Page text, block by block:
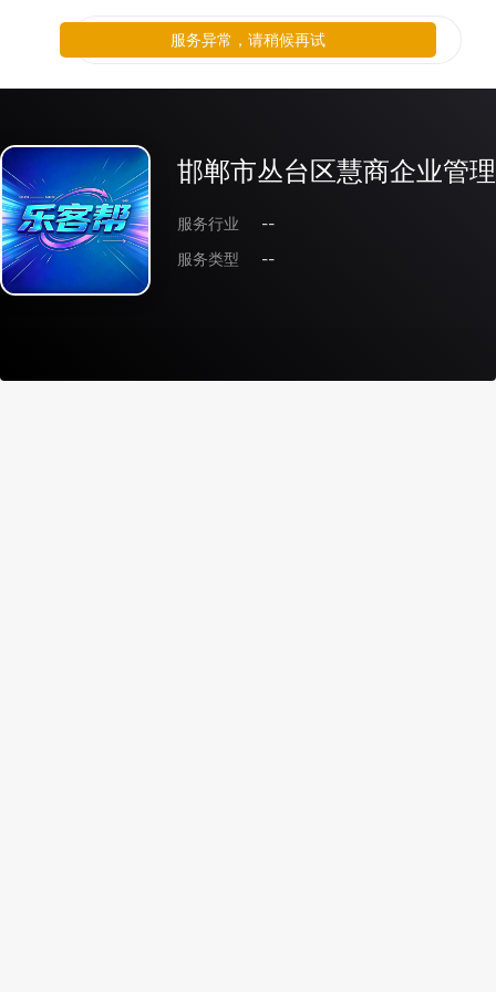
邯郸市丛台区慧商企业管
服务行业
--
服务类型
--
服务异常，请稍候再试